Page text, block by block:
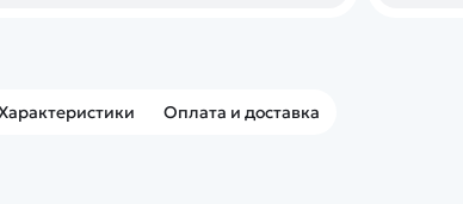
Оплата и доставка